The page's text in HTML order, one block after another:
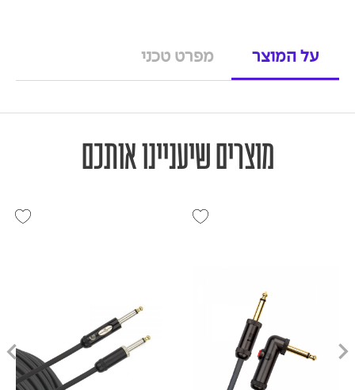
על המוצר מפרט טכני
מוצרים שיעניינו אותכם